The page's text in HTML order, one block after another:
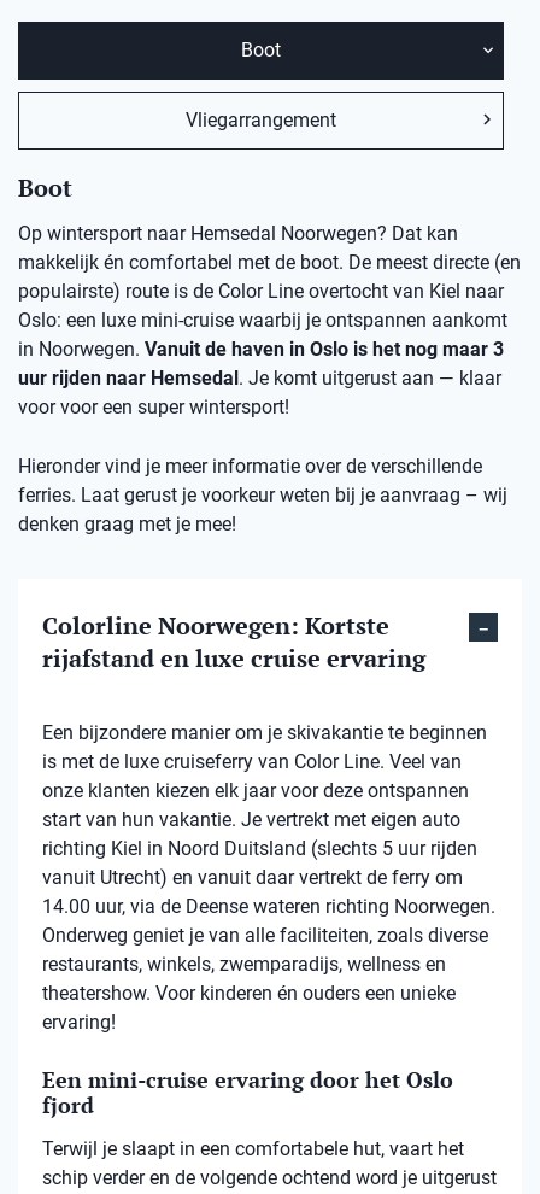
Boot
Vliegarrangement
Boot
Op wintersport naar Hemsedal Noorwegen? Dat kan
makkelijk én comfortabel met de boot. De meest directe (en
populairste) route is de Color Line overtocht van Kiel naar
Oslo: een luxe mini-cruise waarbij je ontspannen aankomt
in Noorwegen. Vanuit de haven in Oslo is het nog maar 3
uur rijden naar Hemsedal. Je komt uitgerust aan — klaar
voor voor een super wintersport!
Hieronder vind je meer informatie over de verschillende
ferries. Laat gerust je voorkeur weten bij je aanvraag – wij
denken graag met je mee!
Colorline Noorwegen: Kortste
rijafstand en luxe cruise ervaring
Een bijzondere manier om je skivakantie te beginnen
is met de luxe cruiseferry van Color Line. Veel van
onze klanten kiezen elk jaar voor deze ontspannen
start van hun vakantie. Je vertrekt met eigen auto
richting Kiel in Noord Duitsland (slechts 5 uur rijden
vanuit Utrecht) en vanuit daar vertrekt de ferry om
14.00 uur, via de Deense wateren richting Noorwegen.
Onderweg geniet je van alle faciliteiten, zoals diverse
restaurants, winkels, zwemparadijs, wellness en
theatershow. Voor kinderen én ouders een unieke
ervaring!
Een mini-cruise ervaring door het Oslo
fjord
Terwijl je slaapt in een comfortabele hut, vaart het
schip verder en de volgende ochtend word je uitgerust